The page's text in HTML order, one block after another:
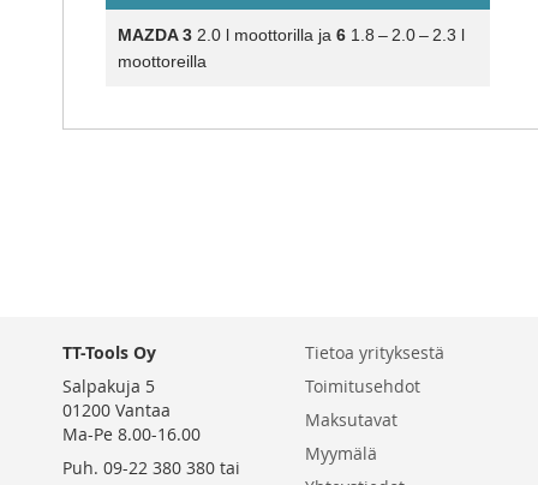
MAZDA 3 2.0 l moottorilla ja 6 1.8 – 2.0 – 2.3 l
moottoreilla
TT-Tools Oy
Salpakuja 5
01200 Vantaa
Ma-Pe 8.00-16.00
Puh. 09-22 380 380 tai
Tietoa yrityksestä
Toimitusehdot
Maksutavat
Myymälä